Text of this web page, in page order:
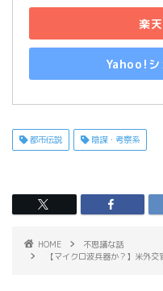
楽
Yahoo!シ
都市伝説 陰謀・考察系
HOME
不思議な話
【マイクロ波兵器か？】米外